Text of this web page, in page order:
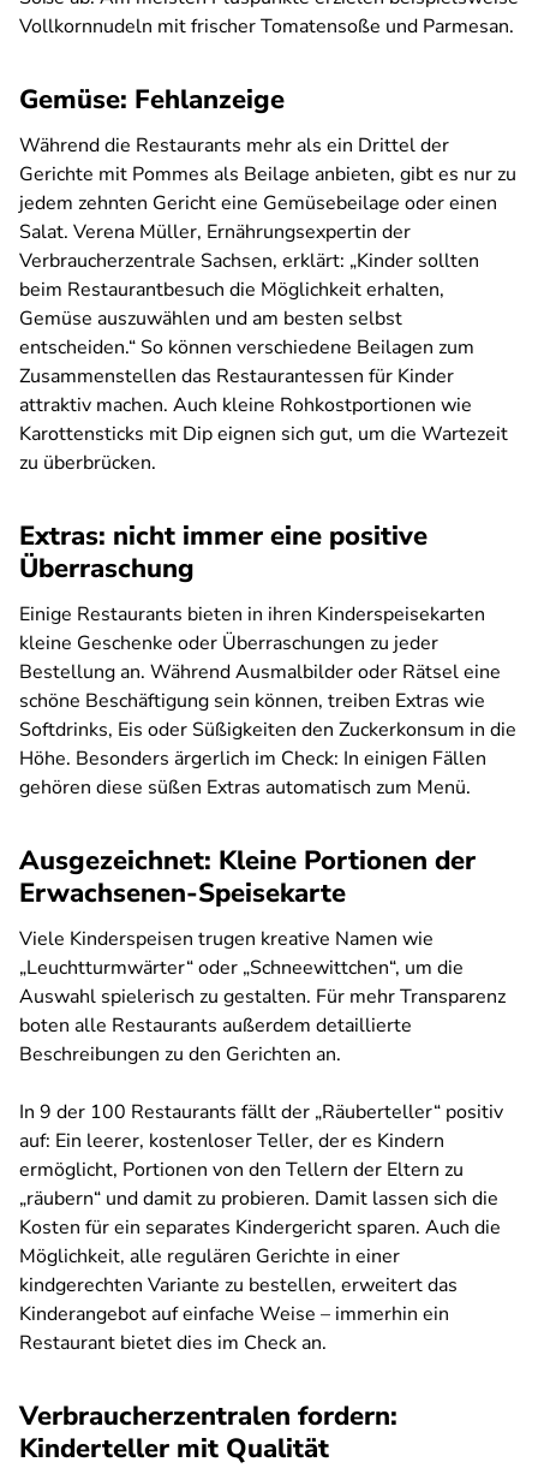
Vollkornnudeln mit frischer Tomatensoße und Parmesan.
Gemüse: Fehlanzeige
Während die Restaurants mehr als ein Drittel der
Gerichte mit Pommes als Beilage anbieten, gibt es nur zu
jedem zehnten Gericht eine Gemüsebeilage oder einen
Salat. Verena Müller, Ernährungsexpertin der
Verbraucherzentrale Sachsen, erklärt: „Kinder sollten
beim Restaurantbesuch die Möglichkeit erhalten,
Gemüse auszuwählen und am besten selbst
entscheiden.“ So können verschiedene Beilagen zum
Zusammenstellen das Restaurantessen für Kinder
attraktiv machen. Auch kleine Rohkostportionen wie
Karottensticks mit Dip eignen sich gut, um die Wartezeit
zu überbrücken.
Extras: nicht immer eine positive
Überraschung
Einige Restaurants bieten in ihren Kinderspeisekarten
kleine Geschenke oder Überraschungen zu jeder
Bestellung an. Während Ausmalbilder oder Rätsel eine
schöne Beschäftigung sein können, treiben Extras wie
Softdrinks, Eis oder Süßigkeiten den Zuckerkonsum in die
Höhe. Besonders ärgerlich im Check: In einigen Fällen
gehören diese süßen Extras automatisch zum Menü.
Ausgezeichnet: Kleine Portionen der
Erwachsenen-Speisekarte
Viele Kinderspeisen trugen kreative Namen wie
„Leuchtturmwärter“ oder „Schneewittchen“, um die
Auswahl spielerisch zu gestalten. Für mehr Transparenz
boten alle Restaurants außerdem detaillierte
Beschreibungen zu den Gerichten an.
In 9 der 100 Restaurants fällt der „Räuberteller“ positiv
auf: Ein leerer, kostenloser Teller, der es Kindern
ermöglicht, Portionen von den Tellern der Eltern zu
„räubern“ und damit zu probieren. Damit lassen sich die
Kosten für ein separates Kindergericht sparen. Auch die
Möglichkeit, alle regulären Gerichte in einer
kindgerechten Variante zu bestellen, erweitert das
Kinderangebot auf einfache Weise – immerhin ein
Restaurant bietet dies im Check an.
Verbraucherzentralen fordern:
Kinderteller mit Qualität